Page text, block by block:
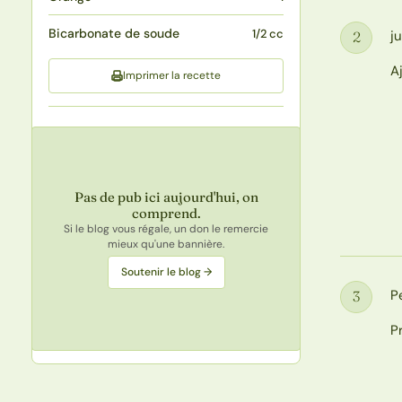
Bicarbonate de soude 1/2 cc
Imprimer la recette
Pas de pub ici aujourd'hui, on
comprend.
Si le blog vous régale, un don le remercie
mieux qu'une bannière.
Soutenir le blog →
Étape
2
Étape
3